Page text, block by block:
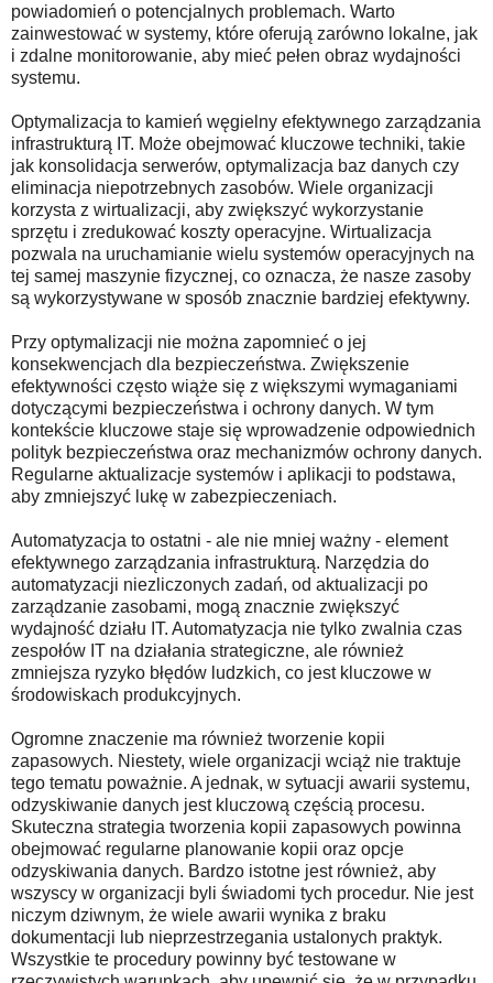
powiadomień o potencjalnych problemach. Warto
zainwestować w systemy, które oferują zarówno lokalne, jak
i zdalne monitorowanie, aby mieć pełen obraz wydajności
systemu.
Optymalizacja to kamień węgielny efektywnego zarządzania
infrastrukturą IT. Może obejmować kluczowe techniki, takie
jak konsolidacja serwerów, optymalizacja baz danych czy
eliminacja niepotrzebnych zasobów. Wiele organizacji
korzysta z wirtualizacji, aby zwiększyć wykorzystanie
sprzętu i zredukować koszty operacyjne. Wirtualizacja
pozwala na uruchamianie wielu systemów operacyjnych na
tej samej maszynie fizycznej, co oznacza, że nasze zasoby
są wykorzystywane w sposób znacznie bardziej efektywny.
Przy optymalizacji nie można zapomnieć o jej
konsekwencjach dla bezpieczeństwa. Zwiększenie
efektywności często wiąże się z większymi wymaganiami
dotyczącymi bezpieczeństwa i ochrony danych. W tym
kontekście kluczowe staje się wprowadzenie odpowiednich
polityk bezpieczeństwa oraz mechanizmów ochrony danych.
Regularne aktualizacje systemów i aplikacji to podstawa,
aby zmniejszyć lukę w zabezpieczeniach.
Automatyzacja to ostatni - ale nie mniej ważny - element
efektywnego zarządzania infrastrukturą. Narzędzia do
automatyzacji niezliczonych zadań, od aktualizacji po
zarządzanie zasobami, mogą znacznie zwiększyć
wydajność działu IT. Automatyzacja nie tylko zwalnia czas
zespołów IT na działania strategiczne, ale również
zmniejsza ryzyko błędów ludzkich, co jest kluczowe w
środowiskach produkcyjnych.
Ogromne znaczenie ma również tworzenie kopii
zapasowych. Niestety, wiele organizacji wciąż nie traktuje
tego tematu poważnie. A jednak, w sytuacji awarii systemu,
odzyskiwanie danych jest kluczową częścią procesu.
Skuteczna strategia tworzenia kopii zapasowych powinna
obejmować regularne planowanie kopii oraz opcje
odzyskiwania danych. Bardzo istotne jest również, aby
wszyscy w organizacji byli świadomi tych procedur. Nie jest
niczym dziwnym, że wiele awarii wynika z braku
dokumentacji lub nieprzestrzegania ustalonych praktyk.
Wszystkie te procedury powinny być testowane w